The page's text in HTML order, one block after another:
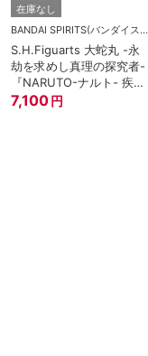
在庫なし
BANDAI SPIRITS(バンダイスピリッツ)
S.H.Figuarts 大蛇丸 -永
劫を求めし真理の探究者-
『NARUTO-ナルト- 疾風
伝』
7,100 円